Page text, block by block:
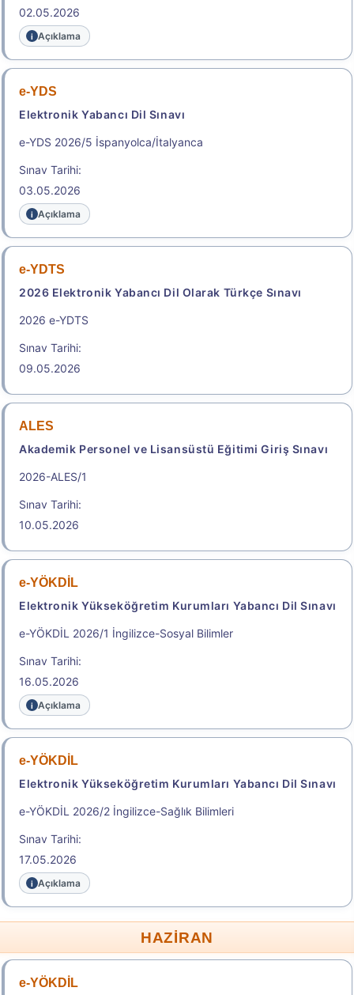
Sınav Tarihi: 23.08.2026
Başvuru Merkezleri
Aday İşlemleri Sistemi (AİS) Engelli Başvuru Kullanıcı
Kılavuzu
.Dönem
Diploma Denkliği İçin Seviye Tespit Sınavı
Sınav Tarihi: 23.08.2026
Başvuru Kılavuzu Aday Başvuru Formu
Aday İşlemleri Sistemi (AİS) Engelli Başvuru Kullanıcı
.2026-MEB-AGS (Akademi Giriş
Sınavı (AGS), Öğretmenlik Alan
Bilgisi Testi (ÖABT))
Millî Eğitim Bakanlığı Akademi Giriş Sınavı
Sonuç Tarihi: 26.08.2026
Sonuçlar
Aday İşlemleri Sistemi (AİS) Engelli Başvuru Kullanıcı
Kılavuzu
Adres İline Göre Tercih Edilebilecek Yakın Sınav
02.05.2026
Açıklama
e-YDS
Elektronik Yabancı Dil Sınavı
e-YDS 2026/5 İspanyolca/İtalyanca
Sınav Tarihi:
03.05.2026
Açıklama
e-YDTS
2026 Elektronik Yabancı Dil Olarak Türkçe Sınavı
2026 e-YDTS
Sınav Tarihi:
09.05.2026
ALES
Akademik Personel ve Lisansüstü Eğitimi Giriş Sınavı
2026-ALES/1
Sınav Tarihi:
10.05.2026
e-YÖKDİL
Elektronik Yükseköğretim Kurumları Yabancı Dil Sınavı
e-YÖKDİL 2026/1 İngilizce-Sosyal Bilimler
Sınav Tarihi:
16.05.2026
Açıklama
e-YÖKDİL
Elektronik Yükseköğretim Kurumları Yabancı Dil Sınavı
e-YÖKDİL 2026/2 İngilizce-Sağlık Bilimleri
Sınav Tarihi:
17.05.2026
Açıklama
HAZİRAN
e-YÖKDİL